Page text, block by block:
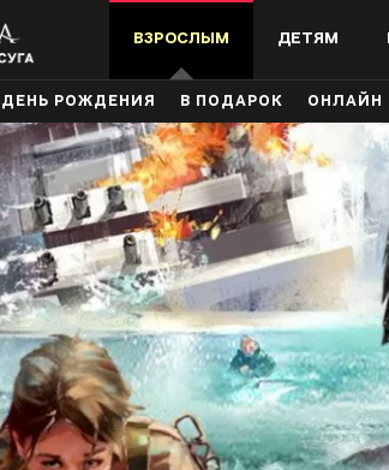
ВЗРОСЛЫМ ДЕТЯМ
ДЕНЬ РОЖДЕНИЯ В ПОДАРОК ОНЛАЙН